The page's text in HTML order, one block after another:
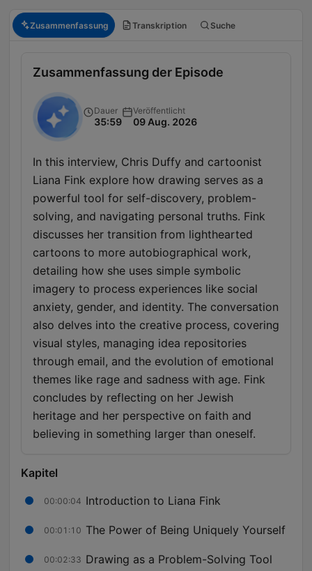
Zusammenfassung Transkription Suche
Zusammenfassung der Episode
Dauer
35:59
Veröffentlicht
09 Aug. 2026
In this interview, Chris Duffy and cartoonist
Liana Fink explore how drawing serves as a
powerful tool for self-discovery, problem-
solving, and navigating personal truths. Fink
discusses her transition from lighthearted
cartoons to more autobiographical work,
detailing how she uses simple symbolic
imagery to process experiences like social
anxiety, gender, and identity. The conversation
also delves into the creative process, covering
visual styles, managing idea repositories
through email, and the evolution of emotional
themes like rage and sadness with age. Fink
concludes by reflecting on her Jewish
heritage and her perspective on faith and
believing in something larger than oneself.
Kapitel
00:00:04 Introduction to Liana Fink
00:01:10 The Power of Being Uniquely Yourself
00:02:33 Drawing as a Problem-Solving Tool